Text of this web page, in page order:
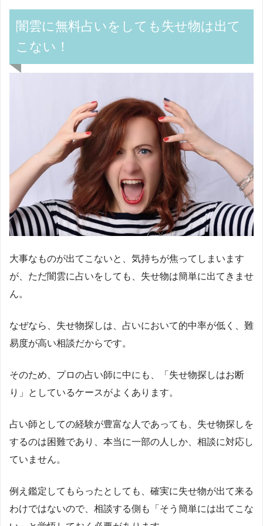
闇雲に無料占いをしても失せ物は出て
こない！
大事なものが出てこないと、気持ちが焦ってしまいます
が、ただ闇雲に占いをしても、失せ物は簡単に出てきませ
ん。
なぜなら、失せ物探しは、占いにおいて的中率が低く、難
易度が高い相談だからです。
そのため、プロの占い師に中にも、「失せ物探しはお断
り」としているケースがよくあります。
占い師としての経験が豊富な人であっても、失せ物探しを
するのは困難であり、本当に一部の人しか、相談に対応し
ていません。
例え鑑定してもらったとしても、確実に失せ物が出て来る
わけではないので、相談する側も「そう簡単には出てこな